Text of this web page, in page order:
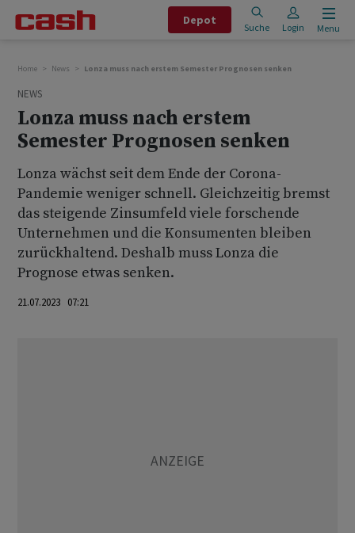
Depot
Suche Login Menu
Home News Lonza muss nach erstem Semester Prognosen senken
NEWS
Lonza muss nach erstem
Semester Prognosen senken
Lonza wächst seit dem Ende der Corona-
Pandemie weniger schnell. Gleichzeitig bremst
das steigende Zinsumfeld viele forschende
Unternehmen und die Konsumenten bleiben
zurückhaltend. Deshalb muss Lonza die
Prognose etwas senken.
21.07.2023 07:21